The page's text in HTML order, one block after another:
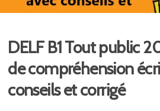
DELF B1 Tout public
de compréhension
conseils et corrigé